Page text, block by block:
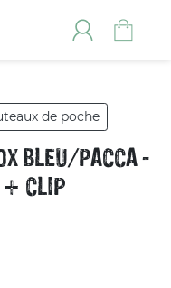
de poche
BLEU/PACCA -
+ CLIP